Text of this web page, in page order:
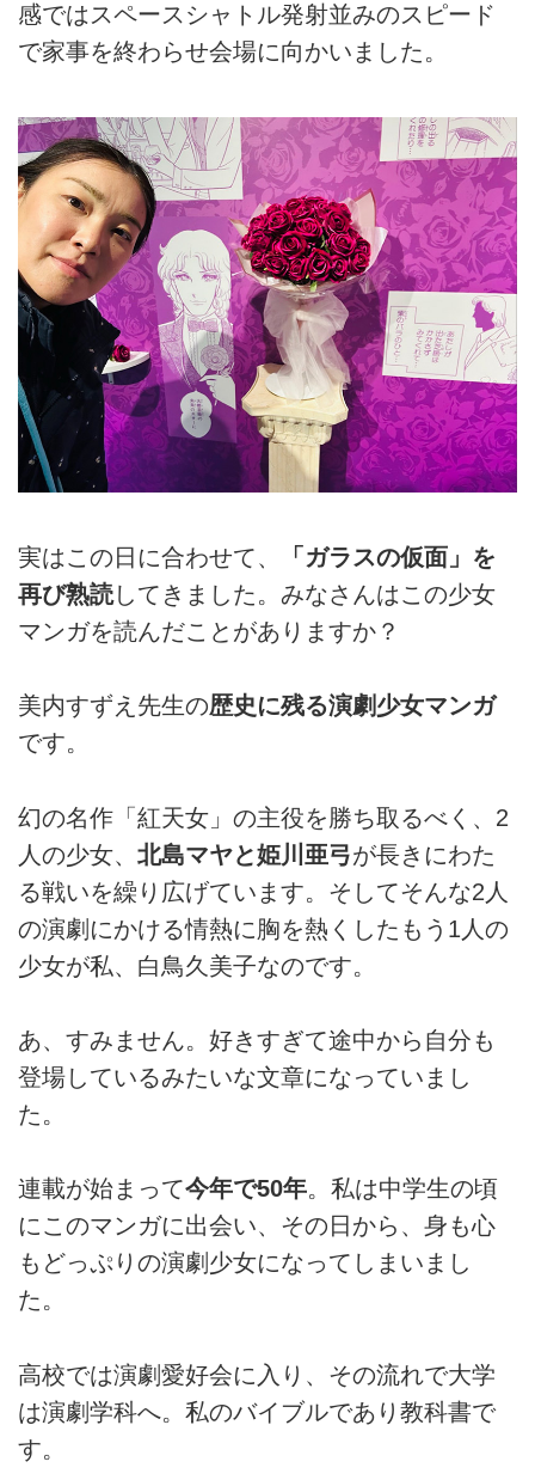
感ではスペースシャトル発射並みのスピード
で家事を終わらせ会場に向かいました。
実はこの日に合わせて、
「ガラスの仮面」を
再び熟読してきました。みなさんはこの少女
マンガを読んだことがありますか？
美内すずえ先生の歴史に残る演劇少女マンガ
です。
幻の名作「紅天女」の主役を勝ち取るべく、2
人の少女、 北島マヤと姫川亜弓が長きにわた
る戦いを繰り広げています。そしてそんな2人
の演劇にかける情熱に胸を熱くしたもう1人の
少女が私、白鳥久美子なのです。
あ、すみません。好きすぎて途中から自分も
登場しているみたいな文章になっていまし
た。
連載が始まって今年で50年。私は中学生の頃
にこのマンガに出会い、その日から、身も心
もどっぷりの演劇少女になってしまいまし
た。
高校では演劇愛好会に入り、その流れで大学
は演劇学科へ。私のバイブルであり教科書で
す。